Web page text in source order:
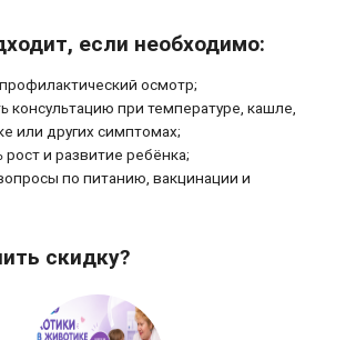
если необходимо:
осмотр;
консультацию при температуре, кашле,
или других симптомах;
рост и развитие ребёнка;
по питанию, вакцинации и
скидку?